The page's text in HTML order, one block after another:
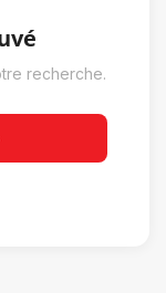
recherche.